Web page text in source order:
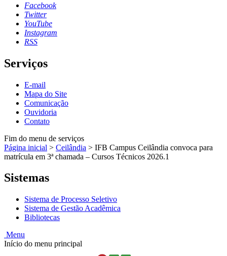
Facebook
Twitter
YouTube
Instagram
RSS
Serviços
E-mail
Mapa do Site
Comunicação
Ouvidoria
Contato
Fim do menu de serviços
Página inicial > Ceilândia > IFB Campus Ceilândia convoca para
matrícula em 3ª chamada – Cursos Técnicos 2026.1
Sistemas
Sistema de Processo Seletivo
Sistema de Gestão Acadêmica
Bibliotecas
Menu
Início do menu principal